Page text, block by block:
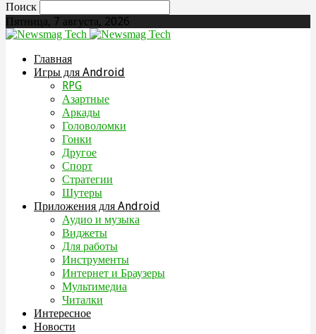
Поиск
Пятница, 7 августа, 2026
Главная
Игры для Android
RPG
Азартные
Аркады
Головоломки
Гонки
Другое
Спорт
Стратегии
Шутеры
Приложения для Android
Аудио и музыка
Виджеты
Для работы
Инструменты
Интернет и Браузеры
Мультимедиа
Читалки
Интересное
Новости